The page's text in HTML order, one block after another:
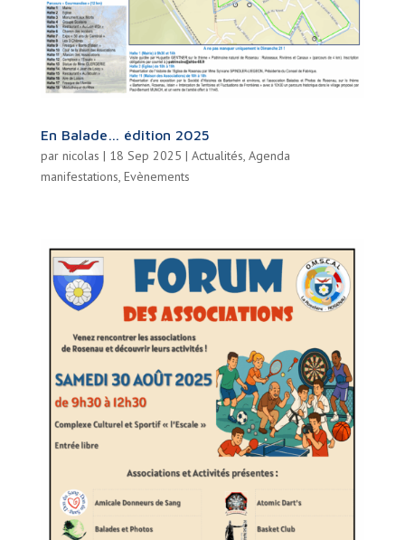
En Balade… édition 2025
par nicolas | 18 Sep 2025 | Actualités, Agenda
manifestations, Evènements